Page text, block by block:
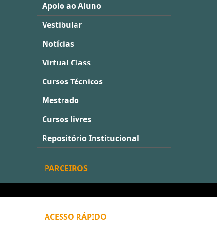
Apoio ao Aluno
Vestibular
Notícias
Virtual Class
Cursos Técnicos
Mestrado
Cursos livres
Repositório Institucional
PARCEIROS
ACESSO RÁPIDO